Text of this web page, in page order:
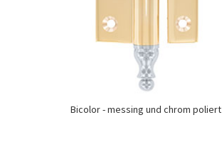
Bicolor - messing und chrom poliert